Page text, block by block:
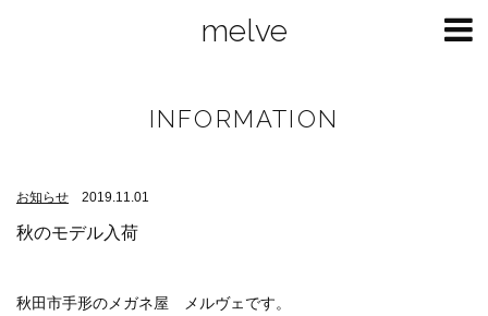
melve
INFORMATION
お知らせ 2019.11.01
秋のモデル入荷
秋田市手形のメガネ屋 メルヴェです。